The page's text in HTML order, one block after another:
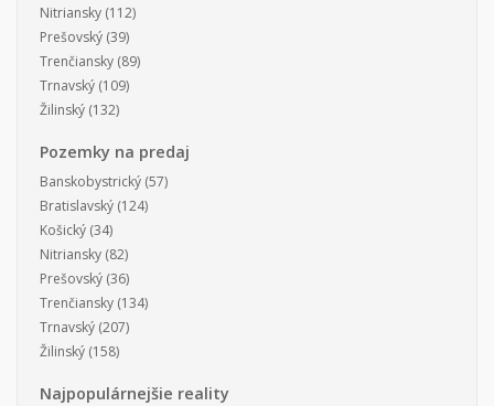
Nitriansky (112)
Prešovský (39)
Trenčiansky (89)
Trnavský (109)
Žilinský (132)
Pozemky na predaj
Banskobystrický (57)
Bratislavský (124)
Košický (34)
Nitriansky (82)
Prešovský (36)
Trenčiansky (134)
Trnavský (207)
Žilinský (158)
Najpopulárnejšie reality